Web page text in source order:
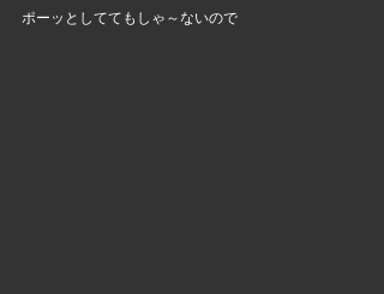
ポーッとしててもしゃ～ないので